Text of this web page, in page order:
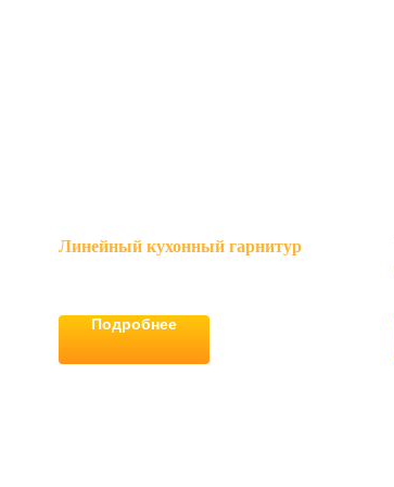
Линейный кухонный гарнитур
Подробнее